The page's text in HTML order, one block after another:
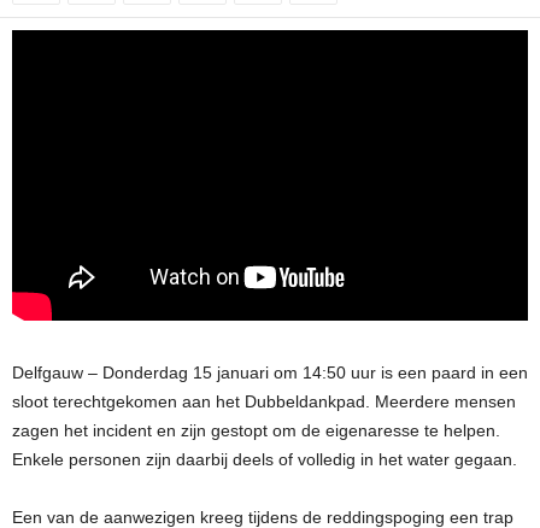
Delfgauw – Donderdag 15 januari om 14:50 uur is een paard in een
sloot terechtgekomen aan het Dubbeldankpad. Meerdere mensen
zagen het incident en zijn gestopt om de eigenaresse te helpen.
Enkele personen zijn daarbij deels of volledig in het water gegaan.
Een van de aanwezigen kreeg tijdens de reddingspoging een trap